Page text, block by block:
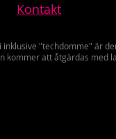
Kontakt
"techdomme" är
kommer att åtgärdas med